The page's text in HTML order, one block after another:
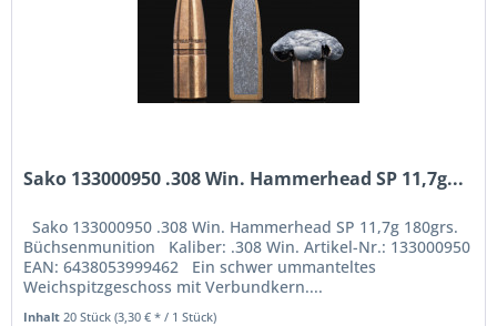
Sako 133000950 .308 Win. Hammerhead SP 11,7g...
Sako 133000950 .308 Win. Hammerhead SP 11,7g 180grs.
Büchsenmunition Kaliber: .308 Win. Artikel-Nr.: 133000950
EAN: 6438053999462 Ein schwer ummanteltes
Weichspitzgeschoss mit Verbundkern....
Inhalt 20 Stück(3,30 € * / 1 Stück)